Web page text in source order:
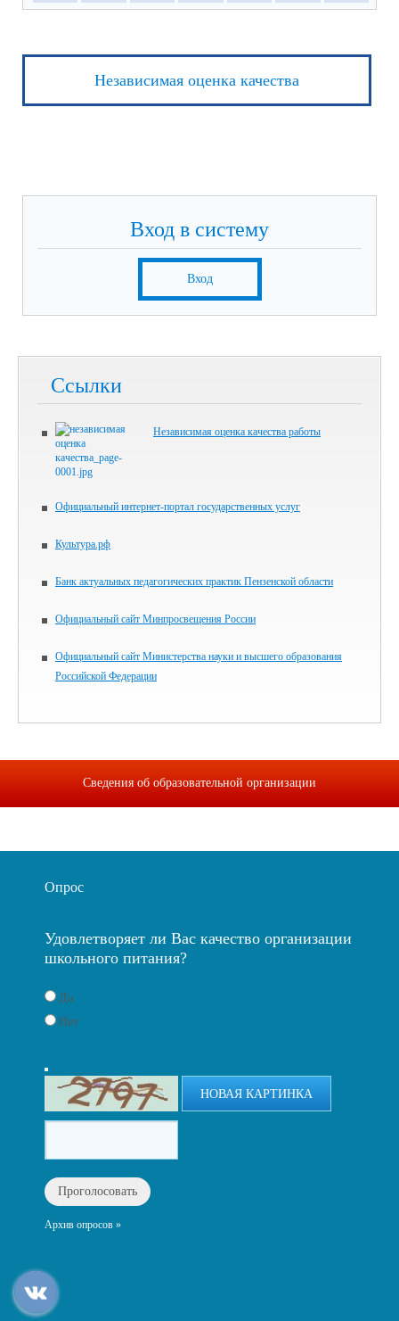
Независимая оценка качества
Вход в систему
Вход
Ссылки
Независимая оценка качества работы
Официальный интернет-портал государственных услуг
Культура.рф
Банк актуальных педагогических практик Пензенской области
Официальный сайт Минпросвещения России
Официальный сайт Министерства науки и высшего образования
Российской Федерации
Сведения об образовательной организации
Опрос
Удовлетворяет ли Вас качество организации
школьного питания?
Да
Нет
НОВАЯ КАРТИНКА
Архив опросов »